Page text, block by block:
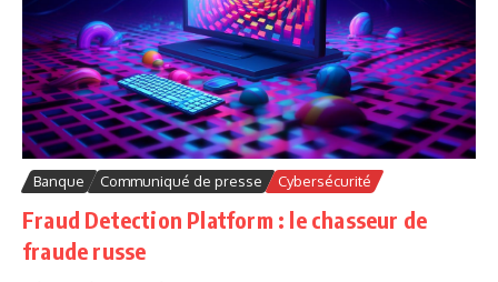
Banque Communiqué de presse Cybersécurité
Fraud Detection Platform : le chasseur de
fraude russe